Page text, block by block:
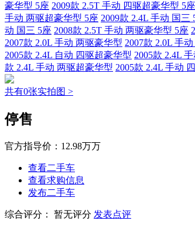
豪华型 5座 2009款 2.5T 手动 四驱超豪华型 5座
手动 两驱超豪华型 5座 2009款 2.4L 手动 国三
动 国三 5座 2008款 2.5T 手动 两驱豪华型 5座
2007款 2.0L 手动 两驱豪华型 2007款 2.0L 手
2005款 2.4L 自动 四驱超豪华型 2005款 2.4L
款 2.4L 手动 两驱超豪华型 2005款 2.4L 手动
共有0张实拍图 >
停售
官方指导价： 12.98万万
查看二手车
查看求购信息
发布二手车
综合评分： 暂无评分 发表点评